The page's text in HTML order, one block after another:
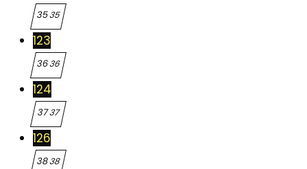
3535
123
3636
124
3737
126
3838